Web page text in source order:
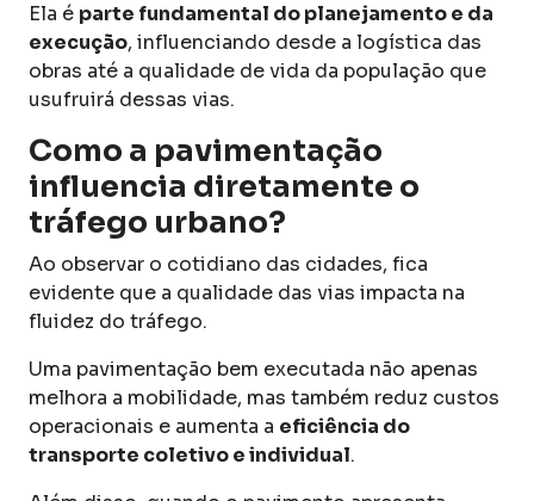
Ela é parte fundamental do planejamento e da
execução, influenciando desde a logística das
obras até a qualidade de vida da população que
usufruirá dessas vias.
Como a pavimentação
influencia diretamente o
tráfego urbano?
Ao observar o cotidiano das cidades, fica
evidente que a qualidade das vias impacta na
fluidez do tráfego.
Uma pavimentação bem executada não apenas
melhora a mobilidade, mas também reduz custos
operacionais e aumenta a eficiência do
transporte coletivo e individual.